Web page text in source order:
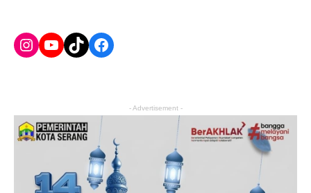
Instagram
YouTube
TikTokFacebook
- Advertisement -